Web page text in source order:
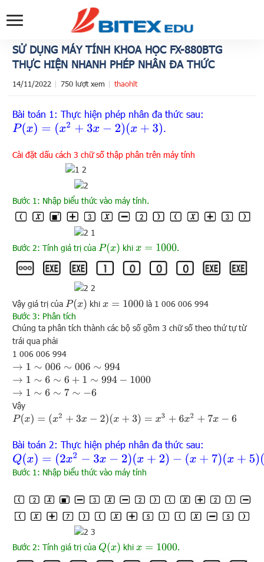
SỬ DỤNG MÁY TÍNH KHOA HỌC FX-880BTG
THỰC HIỆN NHANH PHÉP NHÂN ĐA THỨC
14/11/2022 750 lượt xem thaohlt
Bài toán 1: Thực hiện phép nhân đa thức sau:
P(x)=( x2+3x− 2)( x+3) .
Cài đặt dấu cách 3 chữ số thập phân trên máy tính
Bước 1: Nhập biểu thức vào máy tính.
Bước 2: Tính giá trị của P(x) khix=1000 .
Vậy giá trị của P(x) khix=1000
là 1 006 006 994
Bước 3: Phân tích
Chúng ta phân tích thành các bộ số gồm 3 chữ số theo thứ tự từ
trái qua phải
1 006 006 994
→1 ∼ 006∼006∼994
→1 ∼ 6∼ 6+1∼994 − 1000
→1 ∼ 6∼ 7∼− 6
Vậy
P(x)=( x2 +3x− 2) (x+3)= x3+6 x2+7x −6
Bài toán 2: Thực hiện phép nhân đa thức sau:
Q(x)= 2x 2−3x− 2) x+2)− (x+7) (x+5) x− 5)
Bước 1: Nhập biểu thức vào máy tính
Bước 2: Tính giá trị của Q(x) khix=1000 .